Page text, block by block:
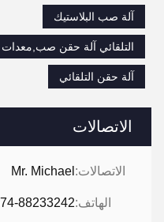
الاتصالات
الاتصالات: Mr. Michael
الهاتف:88233242
آلة صب البلاستيك
التلقائي آلة حقن
آلة حقن التلقائي